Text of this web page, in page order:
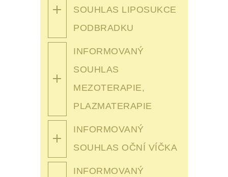
SOUHLAS LIPOSUKCE
PODBRADKU
INFORMOVANÝ
SOUHLAS
MEZOTERAPIE,
PLAZMATERAPIE
INFORMOVANÝ
SOUHLAS OČNÍ VÍČKA
INFORMOVANÝ